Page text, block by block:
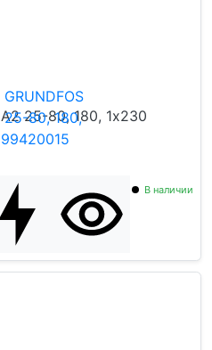
25-80, 180, 1х230
В наличии